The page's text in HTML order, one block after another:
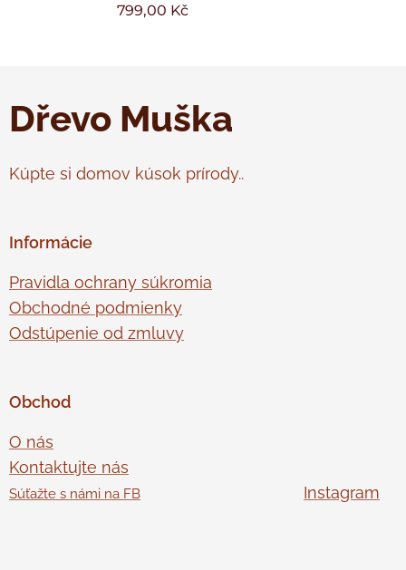
799,00 Kč
Dřevo Muška
Kúpte si domov kúsok prírody..
Informácie
Pravidla ochrany súkromia
Obchodné podmienky
Odstúpenie od zmluvy
Obchod
O nás
Kontaktujte nás
Súťažte s námi na FB Instagram